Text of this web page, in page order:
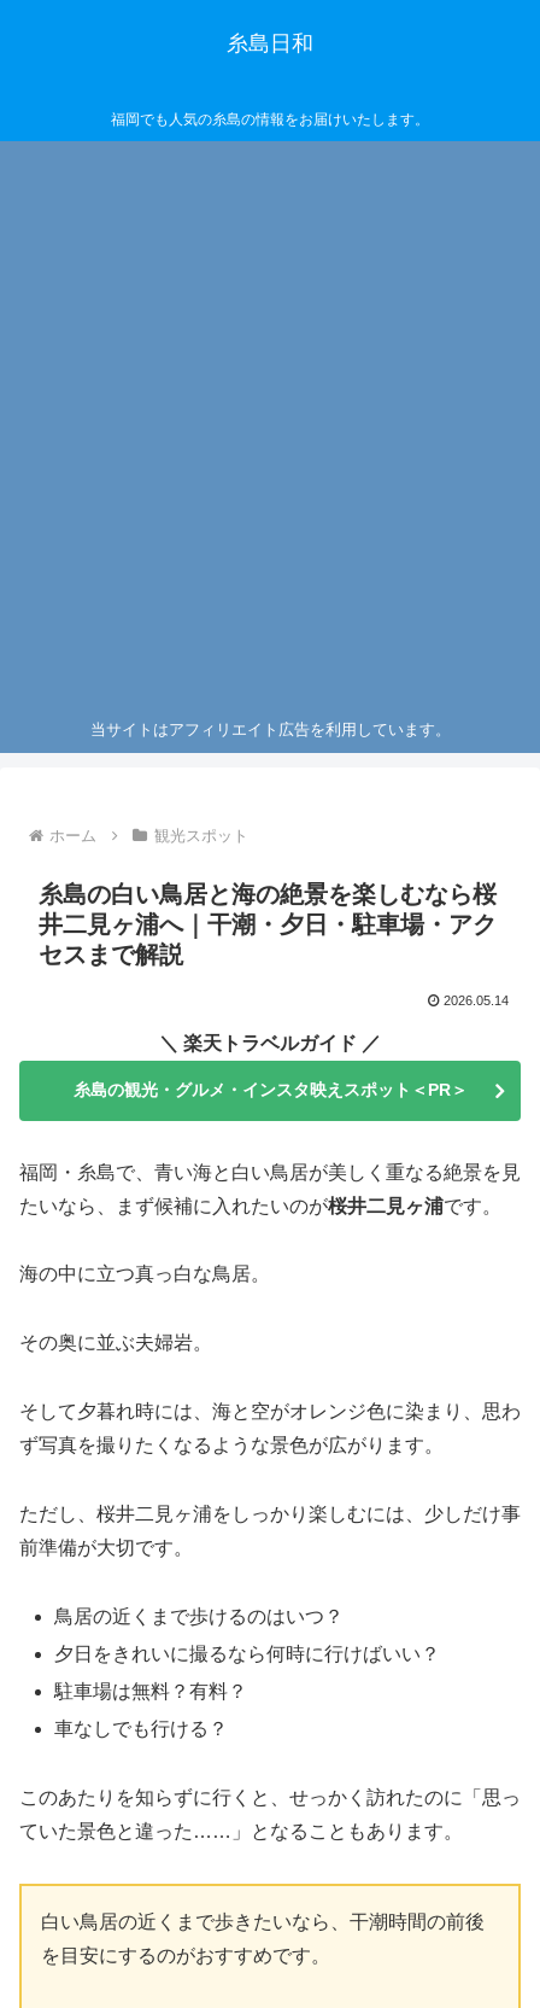
糸島日和
福岡でも人気の糸島の情報をお届けいたします。
当サイトはアフィリエイト広告を利用しています。
ホーム 観光スポット
糸島の白い鳥居と海の絶景を楽しむなら桜
井二見ヶ浦へ｜干潮・夕日・駐車場・アク
セスまで解説
2026.05.14
＼ 楽天トラベルガイド ／
糸島の観光・グルメ・インスタ映えスポット＜PR＞
福岡・糸島で、青い海と白い鳥居が美しく重なる絶景を見
たいなら、まず候補に入れたいのが桜井二見ヶ浦です。
海の中に立つ真っ白な鳥居。
その奥に並ぶ夫婦岩。
そして夕暮れ時には、海と空がオレンジ色に染まり、思わ
ず写真を撮りたくなるような景色が広がります。
ただし、桜井二見ヶ浦をしっかり楽しむには、少しだけ事
前準備が大切です。
鳥居の近くまで歩けるのはいつ？
夕日をきれいに撮るなら何時に行けばいい？
駐車場は無料？有料？
車なしでも行ける？
このあたりを知らずに行くと、せっかく訪れたのに「思っ
ていた景色と違った……」となることもあります。
白い鳥居の近くまで歩きたいなら、干潮時間の前後
を目安にするのがおすすめです。